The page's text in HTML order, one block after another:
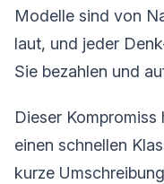
Modelle sind von
laut, und jeder
Sie bezahlen und
Dieser Kompromiss
einen schnellen
kurze